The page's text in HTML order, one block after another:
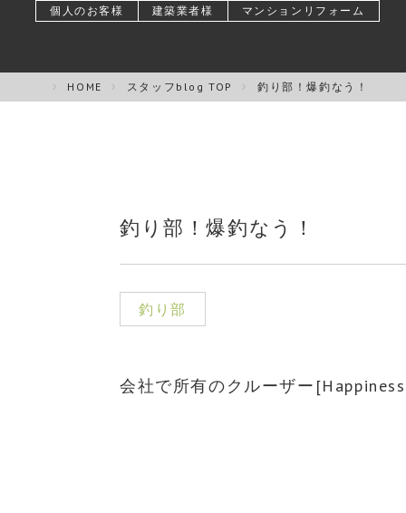
個人のお客様 建築業者様 マンションリフォーム
HOME スタッフblog TOP 釣り部！爆釣なう！
釣り部！爆釣なう！
釣り部
会社で所有のクルーザー